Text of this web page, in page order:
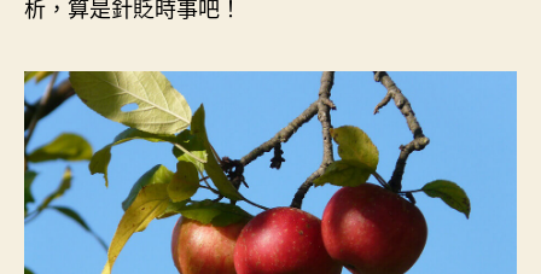
析，算是針貶時事吧！